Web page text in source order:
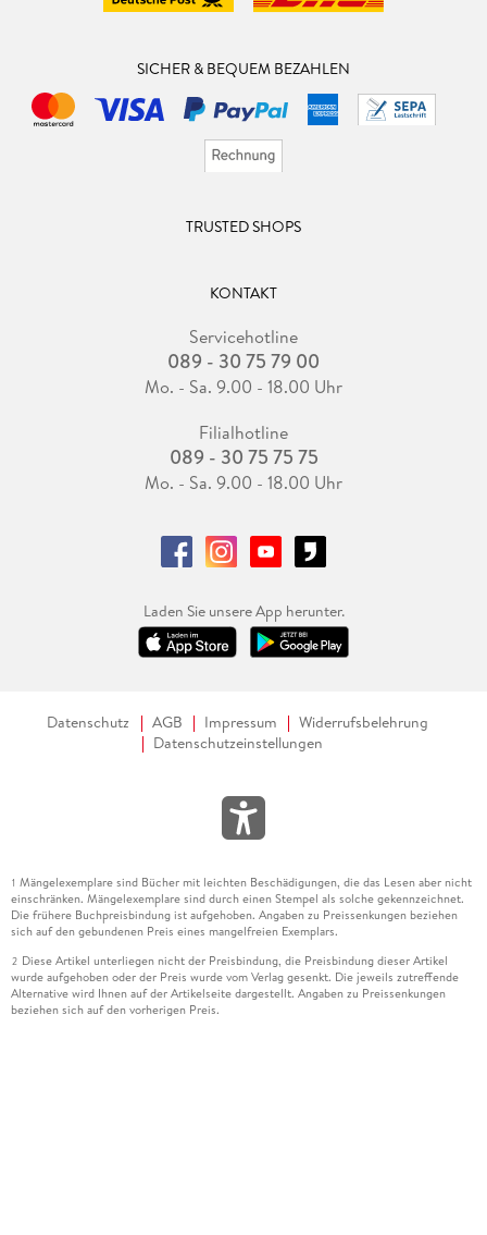
SICHER & BEQUEM BEZAHLEN
TRUSTED SHOPS
KONTAKT
Servicehotline
089 - 30 75 79 00
Mo. - Sa. 9.00 - 18.00 Uhr
Filialhotline
089 - 30 75 75 75
Mo. - Sa. 9.00 - 18.00 Uhr
Laden Sie unsere App herunter.
Datenschutz AGB Impressum
Widerrufsbelehrung
Datenschutzeinstellungen
1 Mängelexemplare sind Bücher mit leichten Beschädigungen, die das Lesen aber nicht
einschränken. Mängelexemplare sind durch einen Stempel als solche gekennzeichnet.
Die frühere Buchpreisbindung ist aufgehoben. Angaben zu Preissenkungen beziehen
sich auf den gebundenen Preis eines mangelfreien Exemplars.
2 Diese Artikel unterliegen nicht der Preisbindung, die Preisbindung dieser Artikel
wurde aufgehoben oder der Preis wurde vom Verlag gesenkt. Die jeweils zutreffende
Alternative wird Ihnen auf der Artikelseite dargestellt. Angaben zu Preissenkungen
beziehen sich auf den vorherigen Preis.